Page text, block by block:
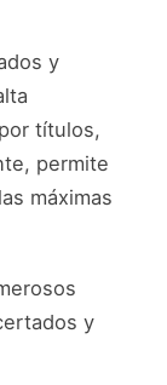
y
títulos,
permite
máximas
y